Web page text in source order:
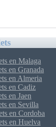
en Malaga
en Granada
en Almeria
en Cadiz
en Jaen
en Sevilla
en Cordoba
en Huelva